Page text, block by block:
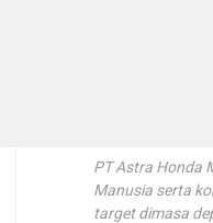
PT Astra Honda
Manusia serta
target dimasa